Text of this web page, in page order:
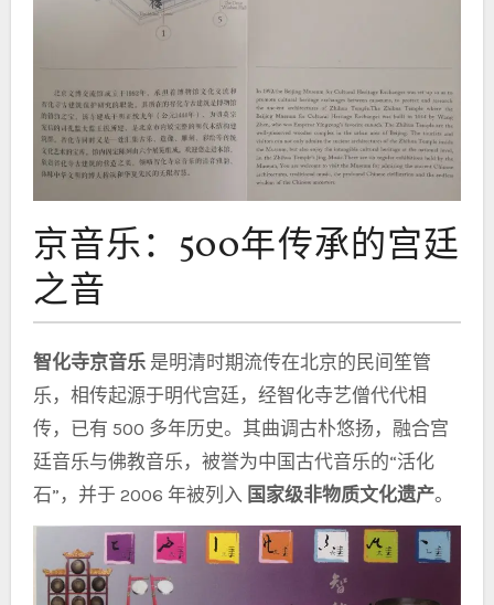
京音乐：500年传承的宫廷
之音
智化寺京音乐是明清时期流传在北京的民间笙管
乐，相传起源于明代宫廷，经智化寺艺僧代代相
传，已有 500 多年历史。其曲调古朴悠扬，融合宫
廷音乐与佛教音乐，被誉为中国古代音乐的“活化
石”，并于 2006 年被列入 国家级非物质文化遗产。